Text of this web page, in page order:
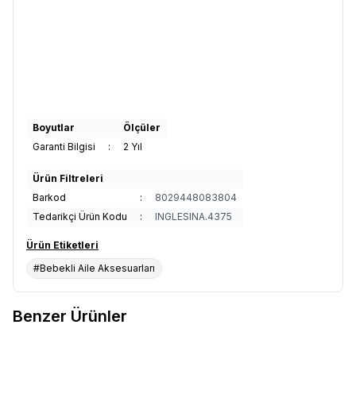
Boyutlar
Ölçüler
Garanti Bilgisi
: 2 Yıl
Ürün Filtreleri
Barkod
:
8029448083804
Tedarikçi Ürün Kodu
: INGLESINA.4375
Ürün Etiketleri
#Bebekli Aile Aksesuarları
Benzer Ürünler